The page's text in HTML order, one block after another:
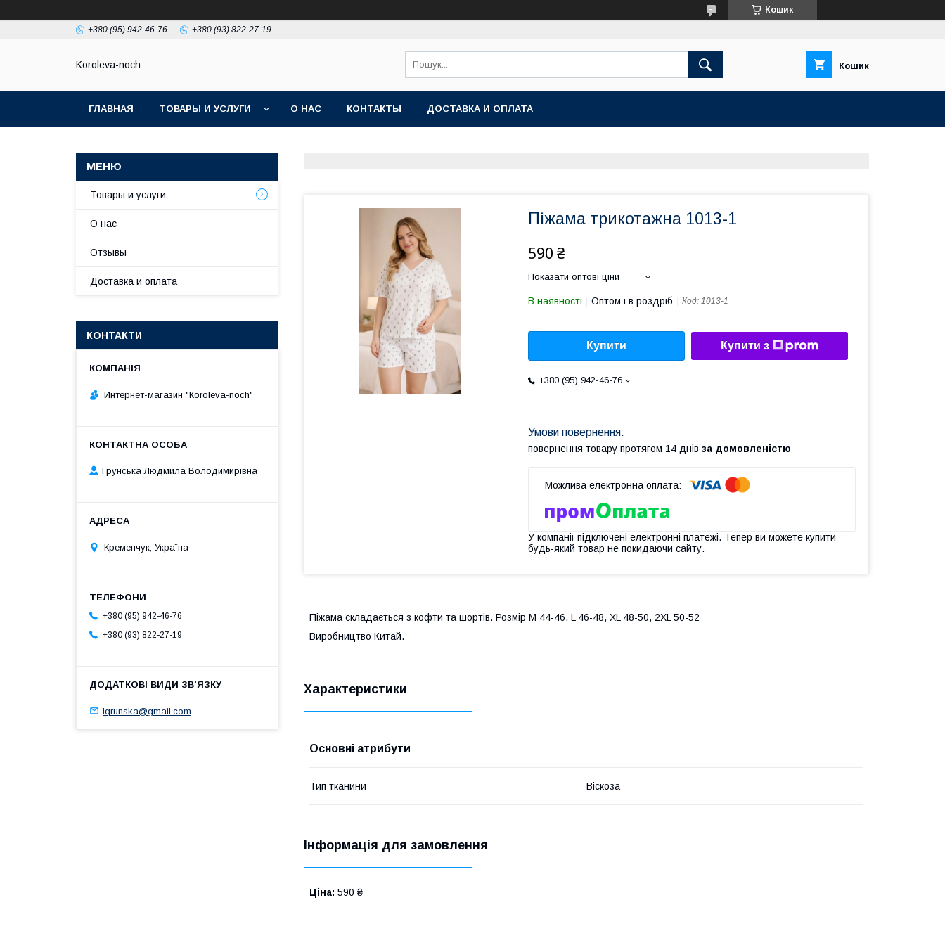
Кошик
+380 (95) 942-46-76 +380 (93) 822-27-19
Koroleva-noch Кошик
ГЛАВНАЯ ТОВАРЫ И УСЛУГИ О НАС КОНТАКТЫ ДОСТАВКА И ОПЛАТА
Піжама трикотажна 1013-1
590 ₴
Показати оптові ціни
В наявності Оптом і в роздріб Код: 1013-1
Купити Купити з
+380 (95) 942-46-76
повернення товару протягом 14 днів за домовленістю
У компанії підключені електронні платежі. Тепер ви можете купити
будь-який товар не покидаючи сайту.
Піжама складається з кофти та шортів. Розмір M 44-46, L 46-48, XL 48-50, 2XL 50-52
Виробництво Китай.
Характеристики
Основні атрибути
Тип тканини Віскоза
Інформація для замовлення
Ціна: 590 ₴
Товары и услуги
О нас
Отзывы
Доставка и оплата
КОНТАКТИ
Интернет-магазин "Кoroleva-noch"
Грунська Людмила Володимирівна
Кременчук, Україна
+380 (95) 942-46-76
+380 (93) 822-27-19
lqrunska@gmail.com